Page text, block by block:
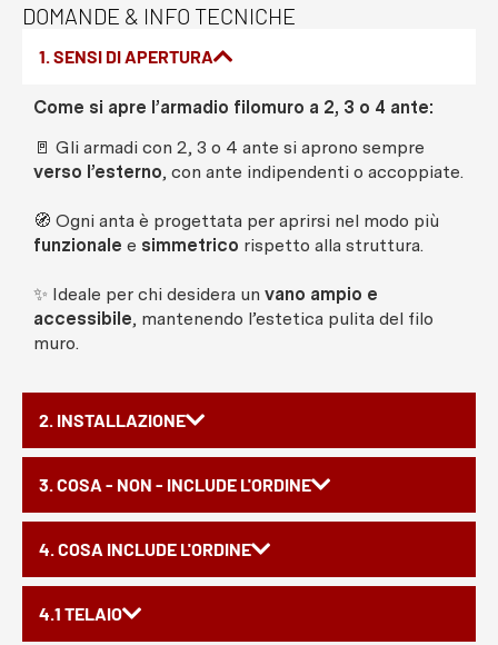
DOMANDE & INFO TECNICHE
1. SENSI DI APERTURA
2. INSTALLAZIONE
3. COSA - NON - INCLUDE L'ORDINE
4. COSA INCLUDE L'ORDINE
4.1 TELAIO
Come si apre l’armadio filomuro a 2, 3 o 4 ante:
🚪 Gli armadi con 2, 3 o 4 ante si aprono sempre
verso l’esterno, con ante indipendenti o accoppiate.
🧭 Ogni anta è progettata per aprirsi nel modo più
funzionale e simmetrico rispetto alla struttura.
✨ Ideale per chi desidera un vano ampio e
accessibile, mantenendo l’estetica pulita del filo
muro.